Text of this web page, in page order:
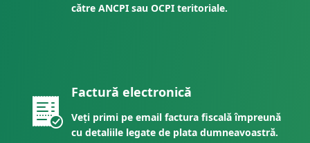
către ANCPI sau OCPI teritoriale.
Factură electronică
Veți primi pe email factura fiscală împreună
cu detaliile legate de plata dumneavoastră.